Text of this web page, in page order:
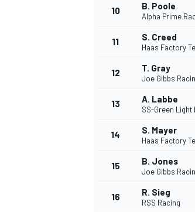
10 B. Poole
Alpha Prime
11 S. Creed
Haas Factory
12 T. Gray
Joe Gibbs
13 A. Labbe
SS-Green Light
14 S. Mayer
Haas Factory
15 B. Jones
Joe Gibbs
16 R. Sieg
RSS Racing